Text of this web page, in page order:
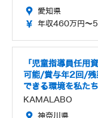
愛知県
年収460万円～
「児童指導員任用
可能/賞与年2回/残
できる環境を私た
KAMALABO
神奈川県